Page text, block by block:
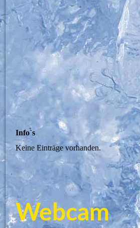
Info`s
Keine Einträge vorhanden.
Webcam